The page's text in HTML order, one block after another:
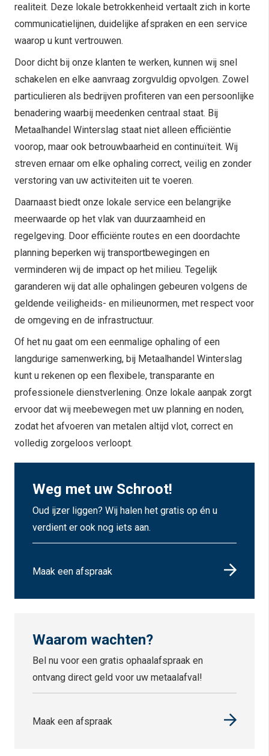
realiteit. Deze lokale betrokkenheid vertaalt zich in korte
communicatielijnen, duidelijke afspraken en een service
waarop u kunt vertrouwen.
Door dicht bij onze klanten te werken, kunnen wij snel
schakelen en elke aanvraag zorgvuldig opvolgen. Zowel
particulieren als bedrijven profiteren van een persoonlijke
benadering waarbij meedenken centraal staat. Bij
Metaalhandel Winterslag staat niet alleen efficiëntie
voorop, maar ook betrouwbaarheid en continuïteit. Wij
streven ernaar om elke ophaling correct, veilig en zonder
verstoring van uw activiteiten uit te voeren.
Daarnaast biedt onze lokale service een belangrijke
meerwaarde op het vlak van duurzaamheid en
regelgeving. Door efficiënte routes en een doordachte
planning beperken wij transportbewegingen en
verminderen wij de impact op het milieu. Tegelijk
garanderen wij dat alle ophalingen gebeuren volgens de
geldende veiligheids- en milieunormen, met respect voor
de omgeving en de infrastructuur.
Of het nu gaat om een eenmalige ophaling of een
langdurige samenwerking, bij Metaalhandel Winterslag
kunt u rekenen op een flexibele, transparante en
professionele dienstverlening. Onze lokale aanpak zorgt
ervoor dat wij meebewegen met uw planning en noden,
zodat het afvoeren van metalen altijd vlot, correct en
volledig zorgeloos verloopt.
Weg met uw Schroot!
Oud ijzer liggen? Wij halen het gratis op én u
verdient er ook nog iets aan.
Maak een afspraak
Waarom wachten?
Bel nu voor een gratis ophaalafspraak en
ontvang direct geld voor uw metaalafval!
Maak een afspraak